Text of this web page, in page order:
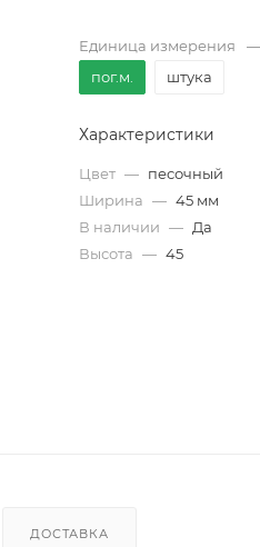
Единица измерения —
пог.м.
штука
Характеристики
Цвет — песочный
Ширина — 45 мм
В наличии — Да
Высота — 45
ДОСТАВКА